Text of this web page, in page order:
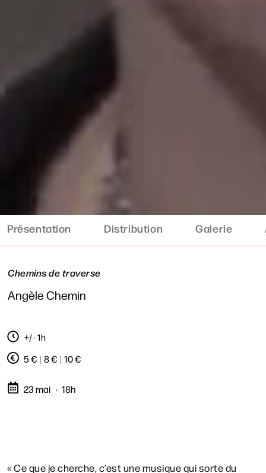
Présentation Distribution Galerie
Chemins de traverse
Angèle Chemin
+/- 1h
5 € | 8 € | 10 €
23 mai 18h
« Ce que je cherche, c’est une musique qui sorte du